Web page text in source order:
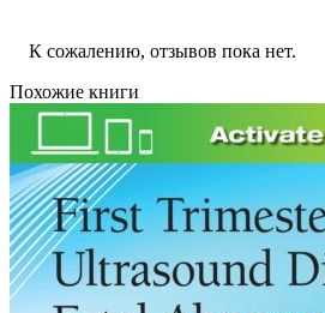
К сожалению, отзывов пока нет.
Похожие книги